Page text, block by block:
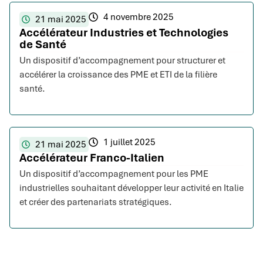
21 mai 2025 4 novembre 2025
Accélérateur Industries et Technologies
de Santé
Un dispositif d’accompagnement pour structurer et
accélérer la croissance des PME et ETI de la filière
santé.
21 mai 2025 1 juillet 2025
Accélérateur Franco-Italien
Un dispositif d’accompagnement pour les PME
industrielles souhaitant développer leur activité en Italie
et créer des partenariats stratégiques.